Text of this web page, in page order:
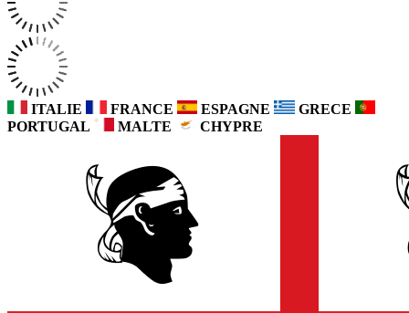
ITALIE FRANCE ESPAGNE
GRECE
PORTUGAL
MALTE CHYPRE